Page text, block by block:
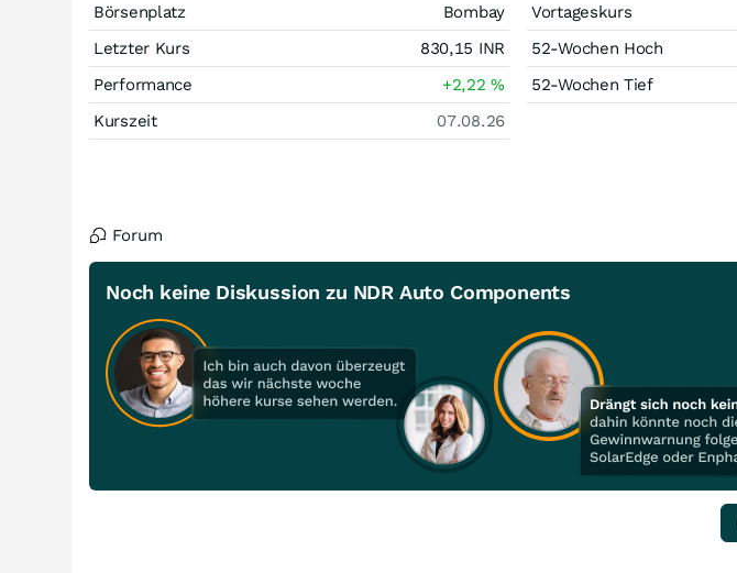
Börsenplatz
Bombay
Letzter Kurs
830,15 INR
Performance
+2,22%
Kurszeit
07.08.26
Vortageskurs
52-Wochen Hoch
52-Wochen Tief
Forum
Noch keine Diskussion zu NDR Auto Components